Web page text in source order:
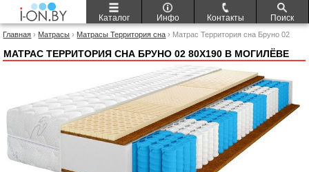
Каталог Инфо Контакты Поиск
Главная › Матрасы › Матрасы Территория сна › Матрас Территория сна Бруно 02
МАТРАС ТЕРРИТОРИЯ СНА БРУНО 02 80X190 В МОГИЛЁВЕ